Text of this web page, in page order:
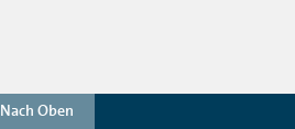
Nach Oben